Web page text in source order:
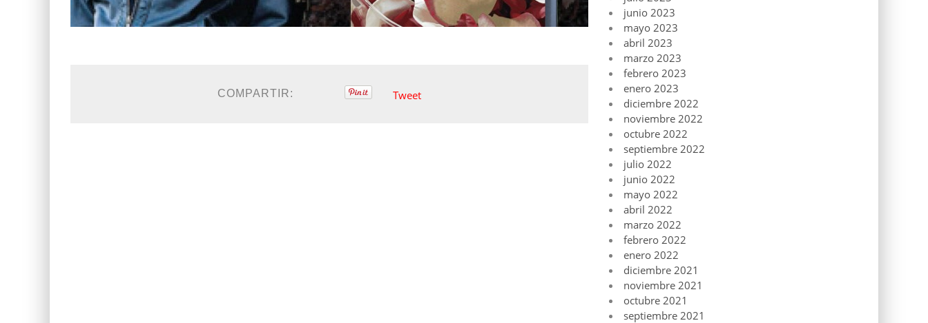
COMPARTIR: Tweet
junio 2023
mayo 2023
abril 2023
marzo 2023
febrero 2023
enero 2023
diciembre 2022
noviembre 2022
octubre 2022
septiembre 2022
julio 2022
junio 2022
mayo 2022
abril 2022
marzo 2022
febrero 2022
enero 2022
diciembre 2021
noviembre 2021
octubre 2021
septiembre 2021